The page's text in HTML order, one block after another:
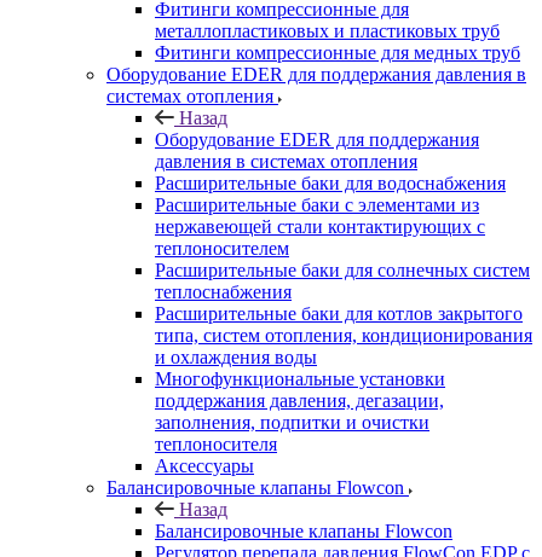
Фитинги компрессионные для
металлопластиковых и пластиковых труб
Фитинги компрессионные для медных труб
Оборудование EDER для поддержания давления в
системах отопления
Назад
Оборудование EDER для поддержания
давления в системах отопления
Расширительные баки для водоснабжения
Расширительные баки с элементами из
нержавеющей стали контактирующих с
теплоносителем
Расширительные баки для солнечных систем
теплоснабжения
Расширительные баки для котлов закрытого
типа, систем отопления, кондиционирования
и охлаждения воды
Многофункциональные установки
поддержания давления, дегазации,
заполнения, подпитки и очистки
теплоносителя
Аксессуары
Балансировочные клапаны Flowcon
Назад
Балансировочные клапаны Flowcon
Регулятор перепада давления FlowСon EDP с